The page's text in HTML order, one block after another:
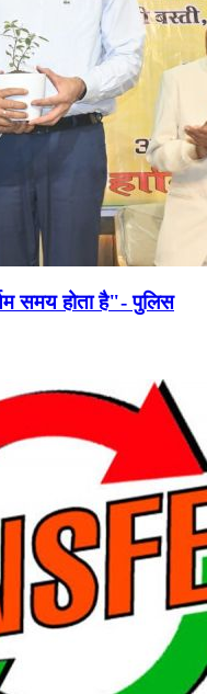
समय होता है"- पुलिस